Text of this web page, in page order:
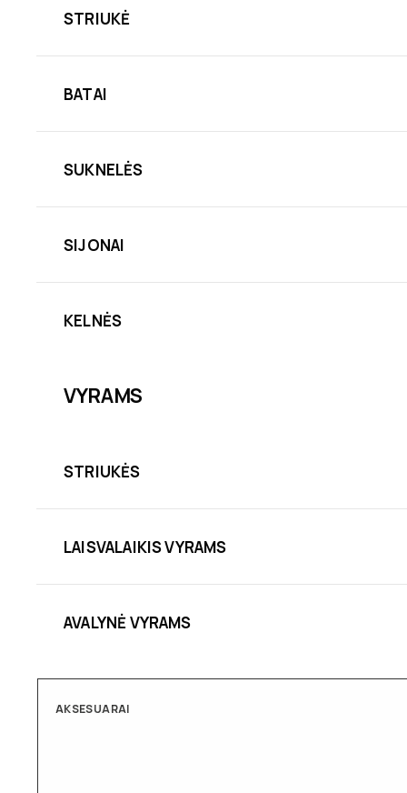
STRIUKĖ
BATAI
SUKNELĖS
SIJONAI
KELNĖS
VYRAMS
STRIUKĖS
LAISVALAIKIS VYRAMS
AVALYNĖ VYRAMS
AKSESUARAI